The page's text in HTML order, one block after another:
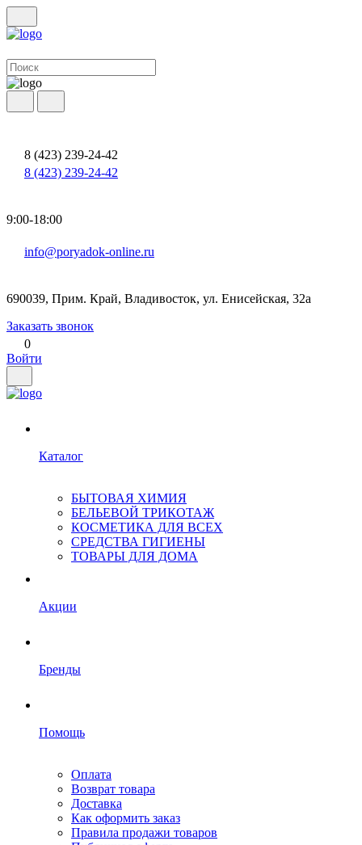
8 (423) 239-24-42
8 (423) 239-24-42
9:00-18:00
info@poryadok-online.ru
690039, Прим. Край, Владивосток, ул. Енисейская, 32а
Заказать звонок
0
Войти
Каталог
БЫТОВАЯ ХИМИЯ
БЕЛЬЕВОЙ ТРИКОТАЖ
КОСМЕТИКА ДЛЯ ВСЕХ
СРЕДСТВА ГИГИЕНЫ
ТОВАРЫ ДЛЯ ДОМА
Акции
Бренды
Помощь
Оплата
Возврат товара
Доставка
Как оформить заказ
Правила продажи товаров